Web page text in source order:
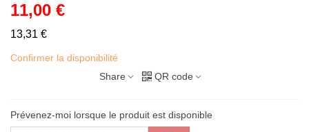
11,00 €
13,31 €
Confirmer la disponibilité
Share
QR code
Prévenez-moi lorsque le produit est disponible